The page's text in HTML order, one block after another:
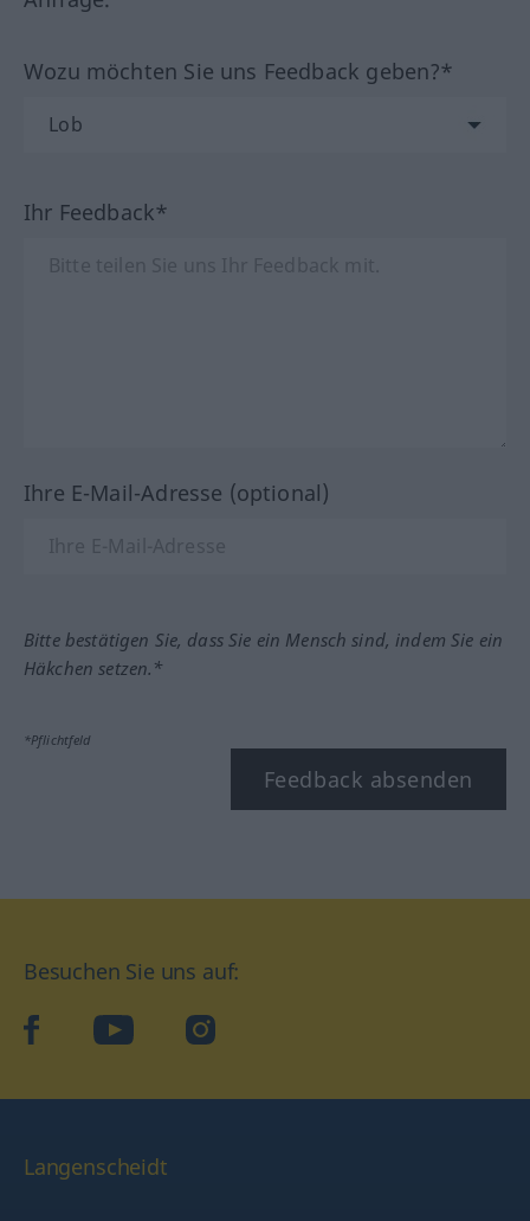
Wozu möchten Sie uns Feedback geben?*
Ihr Feedback*
Ihre E-Mail-Adresse (optional)
Bitte bestätigen Sie, dass Sie ein Mensch sind, indem Sie ein
Häkchen setzen.*
*Pflichtfeld
Feedback absenden
Besuchen Sie uns auf:
facebookYouTube Instagram
Langenscheidt